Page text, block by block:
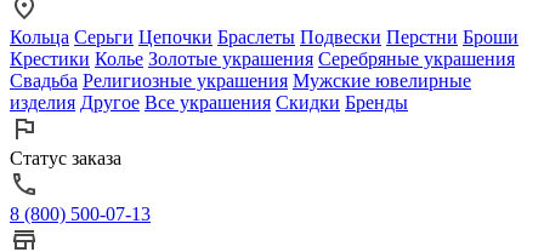
Кольца Серьги Цепочки Браслеты Подвески Перстни Броши
Крестики Колье Золотые украшения Серебряные украшения
Свадьба Религиозные украшения Мужские ювелирные
изделия Другое Все украшения Скидки Бренды
Статус заказа
8 (800) 500-07-13